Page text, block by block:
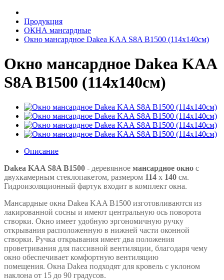
Продукция
ОКНА мансардные
Окно мансардное Dakea KAA S8A B1500 (114x140см)
Окно мансардное Dakea KAA
S8A B1500 (114x140см)
Описание
Dakea KAA S8A B1500 - деревянное мансардное окно с
двухкамерным стеклопакетом, размером 114 x 140 см.
Гидроизоляционный фартук входит в комплект окна.
Мансардные окна Dakea KAA B1500 изготовливаются из
лакированной сосны и имеют центральную ось поворота
створки. Окно имеет удобную эргономичную ручку
открывания расположенную в нижней части оконной
створки. Ручка открывания имеет два положения
проветривания для пассивной вентиляции, благодаря чему
окно обеспечивает комфортную вентиляцию
помещения. Окна Dakea подходят для кровель с уклоном
наклона от 15 до 90 градусов.